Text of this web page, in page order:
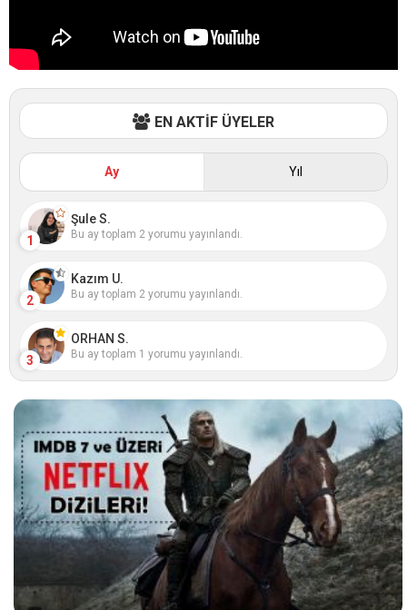
EN AKTİF ÜYELER
Ay Yıl
1
Şule S.
Bu ay toplam 2 yorumu yayınlandı.
2
Kazım U.
Bu ay toplam 2 yorumu yayınlandı.
3
ORHAN S.
Bu ay toplam 1 yorumu yayınlandı.